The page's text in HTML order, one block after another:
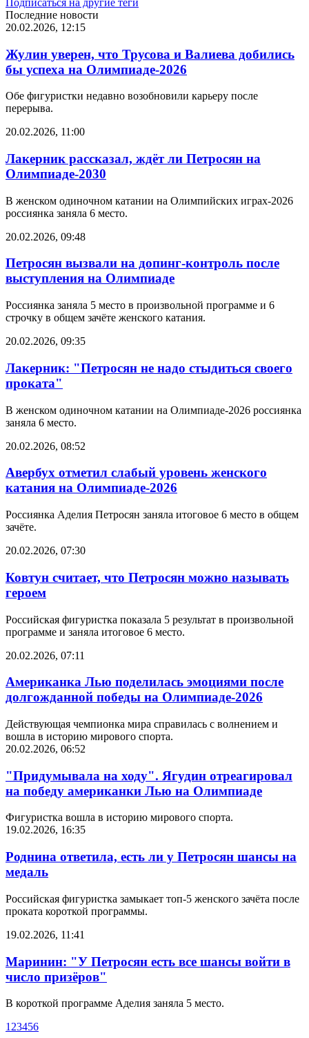
Последние новости
20.02.2026, 12:15
Жулин уверен, что Трусова и Валиева добились
бы успеха на Олимпиаде-2026
Обе фигуристки недавно возобновили карьеру после
перерыва.
20.02.2026, 11:00
Лакерник рассказал, ждёт ли Петросян на
Олимпиаде-2030
В женском одиночном катании на Олимпийских играх-2026
россиянка заняла 6 место.
20.02.2026, 09:48
Петросян вызвали на допинг-контроль после
выступления на Олимпиаде
Россиянка заняла 5 место в произвольной программе и 6
строчку в общем зачёте женского катания.
20.02.2026, 09:35
Лакерник: "Петросян не надо стыдиться своего
проката"
В женском одиночном катании на Олимпиаде-2026 россиянка
заняла 6 место.
20.02.2026, 08:52
Авербух отметил слабый уровень женского
катания на Олимпиаде-2026
Россиянка Аделия Петросян заняла итоговое 6 место в общем
зачёте.
20.02.2026, 07:30
Ковтун считает, что Петросян можно называть
героем
Российская фигуристка показала 5 результат в произвольной
программе и заняла итоговое 6 место.
20.02.2026, 07:11
Американка Лью поделилась эмоциями после
долгожданной победы на Олимпиаде-2026
Действующая чемпионка мира справилась с волнением и
вошла в историю мирового спорта.
20.02.2026, 06:52
"Придумывала на ходу". Ягудин отреагировал
на победу американки Лью на Олимпиаде
Фигуристка вошла в историю мирового спорта.
19.02.2026, 16:35
Роднина ответила, есть ли у Петросян шансы на
медаль
Российская фигуристка замыкает топ-5 женского зачёта после
проката короткой программы.
19.02.2026, 11:41
Маринин: "У Петросян есть все шансы войти в
число призёров"
В короткой программе Аделия заняла 5 место.
1 23456